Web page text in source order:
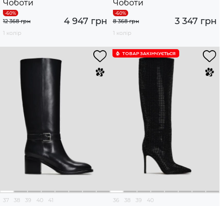
Чоботи
4 947 грн
12 368 грн
1 колір
Чоботи
3 347 грн
8 368 грн
1 колір
37 38 39 40 41
ТОВАР ЗАКІНЧУЄTЬСЯ
36 38 39 40